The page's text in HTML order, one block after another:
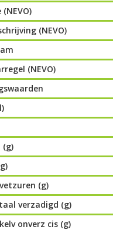
(NEVO)
(NEVO)
(g)
verzadigd (g)
onverz cis (g)